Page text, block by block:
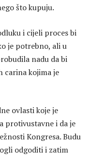
što kupuju.
i cijeli proces bi
je potrebno, ali u
nadu da bi
carina kojima je
ovlasti koje je
protivustavne i da je
Kongresa. Budu
odgoditi i zatim